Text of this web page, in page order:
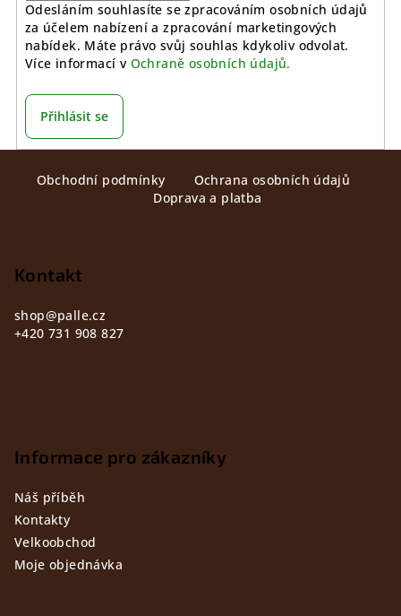
Odesláním souhlasíte se zpracováním osobních údajů
za účelem nabízení a zpracování marketingových
nabídek. Máte právo svůj souhlas kdykoliv odvolat.
Více informací v Ochraně osobních údajů.
Přihlásit se
Obchodní podmínky
Ochrana osobních údajů
Doprava a platba
Kontakt
shop@palle.cz
+420 731 908 827
Informace pro zákazníky
Náš příběh
Kontakty
Velkoobchod
Moje objednávka